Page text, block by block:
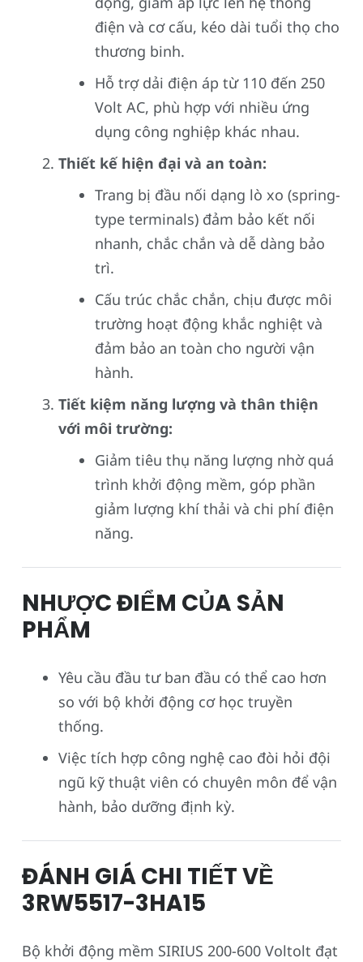
điện và cơ cấu, kéo dài tuổi thọ cho
thương binh.
Hỗ trợ dải điện áp từ 110 đến 250
Volt AC, phù hợp với nhiều ứng
dụng công nghiệp khác nhau.
Thiết kế hiện đại và an toàn:
Trang bị đầu nối dạng lò xo (spring-
type terminals) đảm bảo kết nối
nhanh, chắc chắn và dễ dàng bảo
trì.
Cấu trúc chắc chắn, chịu được môi
trường hoạt động khắc nghiệt và
đảm bảo an toàn cho người vận
hành.
Tiết kiệm năng lượng và thân thiện
với môi trường:
Giảm tiêu thụ năng lượng nhờ quá
trình khởi động mềm, góp phần
giảm lượng khí thải và chi phí điện
năng.
NHƯỢC ĐIỂM CỦA SẢN
PHẨM
Yêu cầu đầu tư ban đầu có thể cao hơn
so với bộ khởi động cơ học truyền
thống.
Việc tích hợp công nghệ cao đòi hỏi đội
ngũ kỹ thuật viên có chuyên môn để vận
hành, bảo dưỡng định kỳ.
ĐÁNH GIÁ CHI TIẾT VỀ
3RW5517-3HA15
Bộ khởi động mềm SIRIUS 200-600 Voltolt đạt